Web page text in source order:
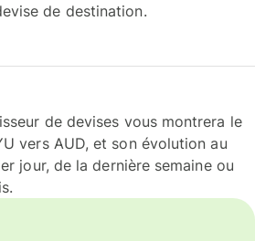
de destination.
de devises vous montrera le
vers AUD, et son évolution au
jour, de la dernière semaine ou